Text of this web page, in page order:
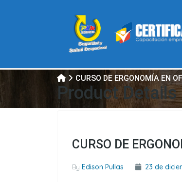
CURSO DE ERGONOMÍA EN
Product Details
CURSO DE
By Edison Pullas 23 de